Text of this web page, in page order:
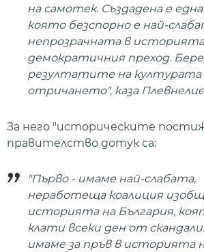
на самотек. Създадена е
която безспорно е най-
непрозрачната в
демократичния преход.
резултатите на културата
отричането", каза
За него "историческите
правителство дотук са:
"Първо - имаме най-слабата,
неработеща коалиция
историята на България,
клати всеки ден от
имаме за пръв в историята